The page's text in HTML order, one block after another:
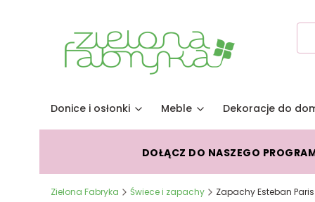
Donice i osłonki Meble Dekoracje do
DOŁĄCZ DO NASZEGO
Zielona Fabryka Świece i zapachy Zapachy Esteban Paris